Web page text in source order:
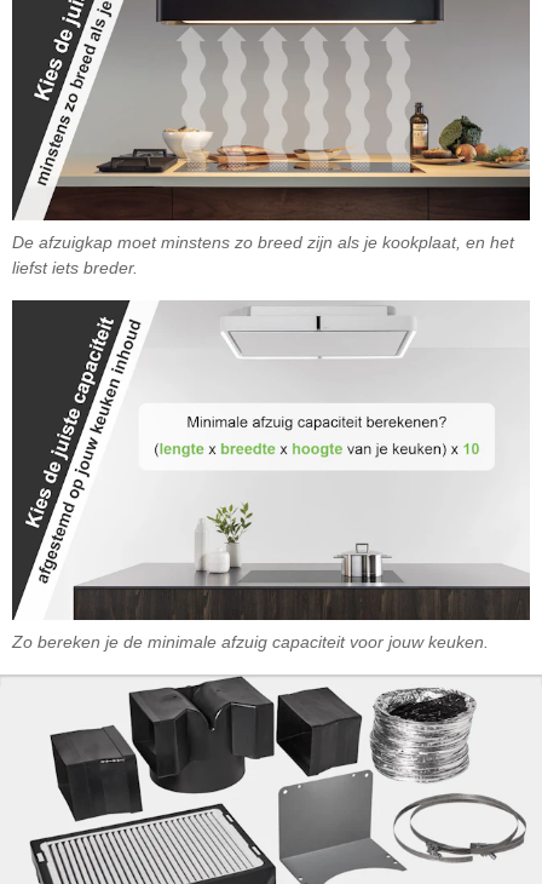
De afzuigkap moet minstens zo breed zijn als je kookplaat, en het
liefst iets breder.
Zo bereken je de minimale afzuig capaciteit voor jouw keuken.